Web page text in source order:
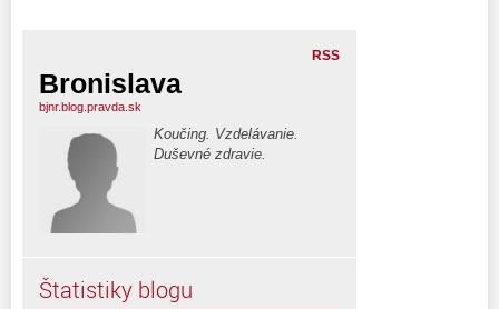
RSS
Bronislava
bjnr.blog.pravda.sk
Koučing. Vzdelávanie.
Duševné zdravie.
Štatistiky blogu